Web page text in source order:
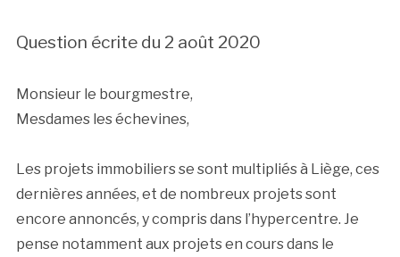
Question écrite du 2 août 2020
Monsieur le bourgmestre,
Mesdames les échevines,
Les projets immobiliers se sont multipliés à Liège, ces
dernières années, et de nombreux projets sont
encore annoncés, y compris dans l’hypercentre. Je
pense notamment aux projets en cours dans le